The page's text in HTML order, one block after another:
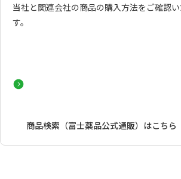
当社と関連会社の商品の購入方法をご確認
す。
商品検索（富士薬品公式通販）はこちら